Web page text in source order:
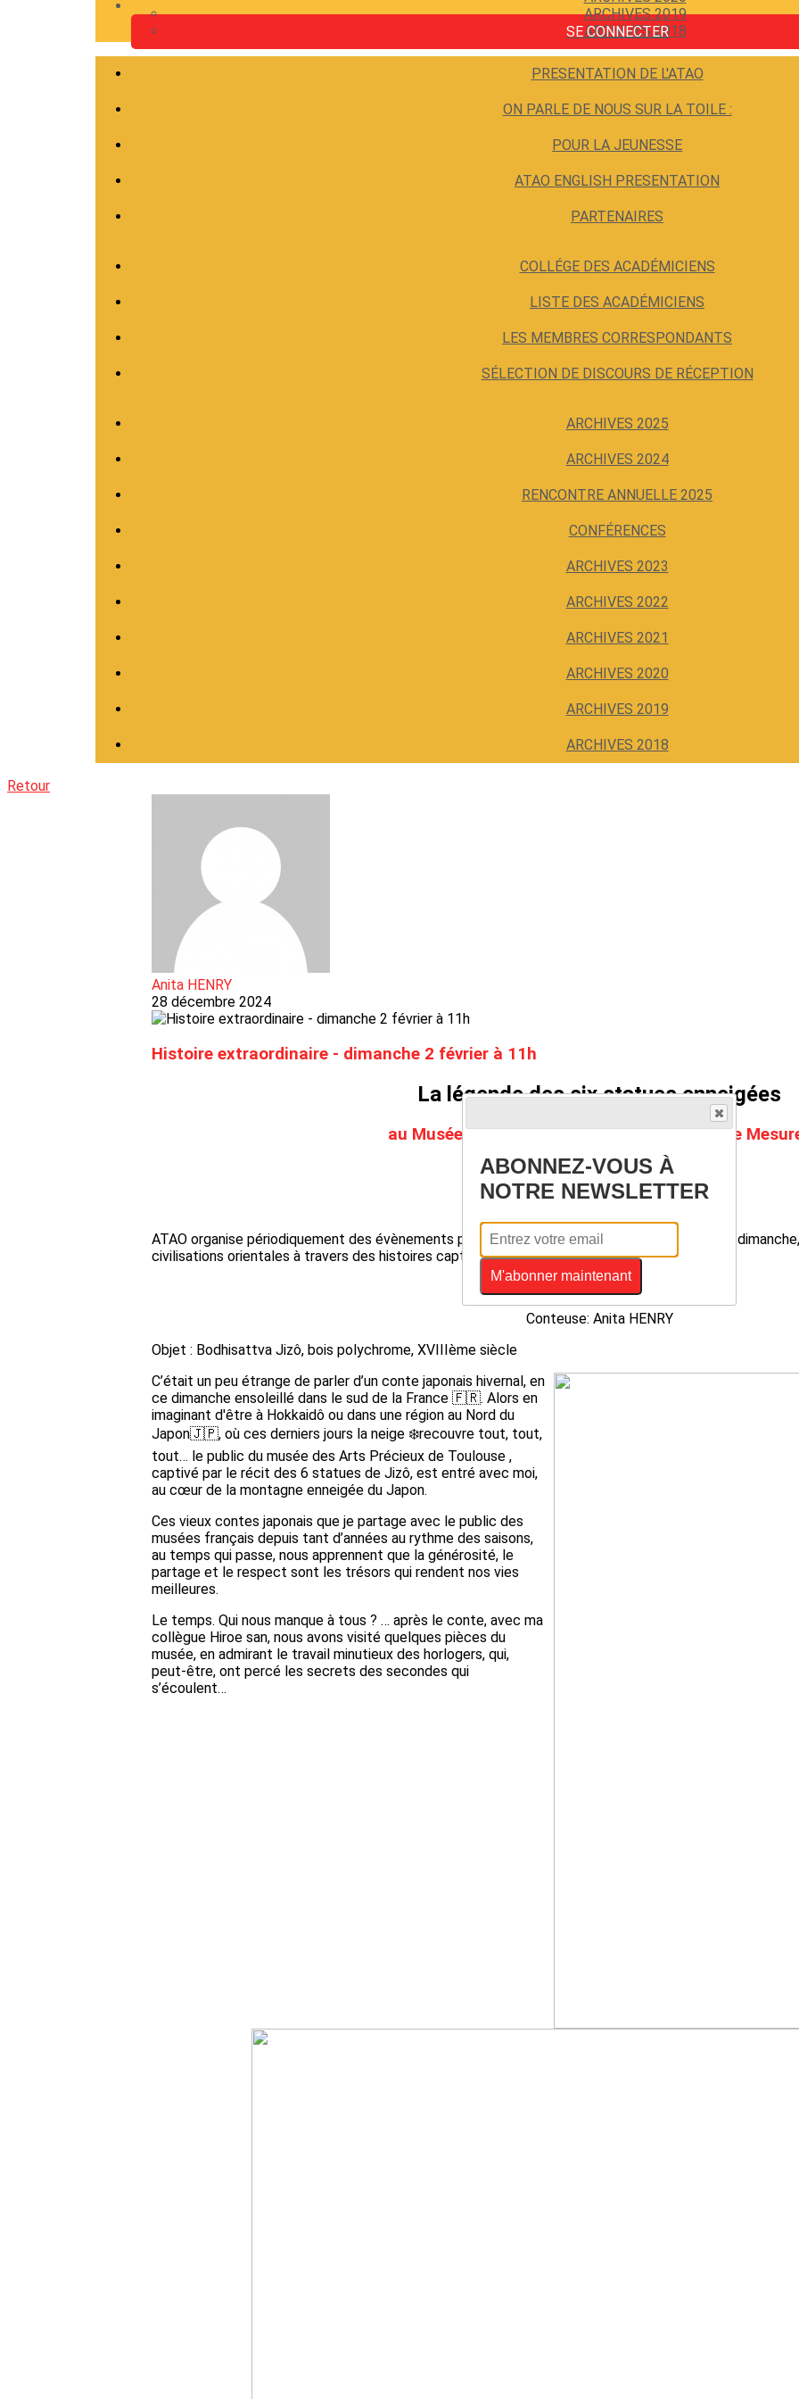
ARCHIVES 2019
ARCHIVES 2018
SE CONNECTER
PRESENTATION DE L'ATAO
ON PARLE DE NOUS SUR LA TOILE :
POUR LA JEUNESSE
ATAO ENGLISH PRESENTATION
PARTENAIRES
COLLÉGE DES ACADÉMICIENS
LISTE DES ACADÉMICIENS
LES MEMBRES CORRESPONDANTS
SÉLECTION DE DISCOURS DE RÉCEPTION
ARCHIVES 2025
ARCHIVES 2024
RENCONTRE ANNUELLE 2025
CONFÉRENCES
ARCHIVES 2023
ARCHIVES 2022
ARCHIVES 2021
ARCHIVES 2020
ARCHIVES 2019
ARCHIVES 2018
Retour
Anita HENRY
28 décembre 2024
Histoire extraordinaire - dimanche 2 février à 11h
La légende des six statues enneigées
au Musée des Arts Précieux Paul Dupuy, Salle
13, rue de la Pléau – Toulouse
Réservation au 05 31 22 95 40
ATAO organise périodiquement des évènements pour un public à partir de 4 ans. Une heure, le
civilisations orientales à travers des histoires captivantes.
Conteuse: Anita HENRY
Objet : Bodhisattva Jizô, bois polychrome, XVIIIème siècle
C’était un peu étrange de parler d’un conte japonais hivernal, en
ce dimanche ensoleillé dans le sud de la France 🇫🇷. Alors en
imaginant d'être à Hokkaidô ou dans une région au Nord du
Japon🇯🇵, où ces derniers jours la neige ❄️recouvre tout, tout,
tout… le public du musée des Arts Précieux de Toulouse ,
captivé par le récit des 6 statues de Jizô, est entré avec moi,
au cœur de la montagne enneigée du Japon.
Ces vieux contes japonais que je partage avec le public des
musées français depuis tant d’années au rythme des saisons,
au temps qui passe, nous apprennent que la générosité, le
partage et le respect sont les trésors qui rendent nos vies
meilleures.
Le temps. Qui nous manque à tous ? … après le conte, avec ma
collègue Hiroe san, nous avons visité quelques pièces du
musée, en admirant le travail minutieux des horlogers, qui,
peut-être, ont percé les secrets des secondes qui
s’écoulent…
ABONNEZ-VOUS À
NOTRE NEWSLETTER
M'abonner maintenant